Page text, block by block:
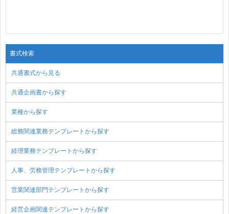
書式検索
共通書式から見る
共通企画書から探す
業種から探す
総務関連業務テンプレートから探す
経理業務テンプレートから探す
人事、労務管理テンプレートから探す
営業関連部門テンプレートから探す
経営企画関連テンプレートから探す